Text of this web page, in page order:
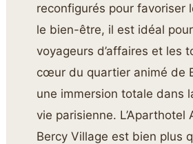
reconfigurés pour favoriser
le bien-être, il est idéal
voyageurs d’affaires et les
cœur du quartier animé de
une immersion totale dans
vie parisienne. L’Aparthotel
Bercy Village est bien plus